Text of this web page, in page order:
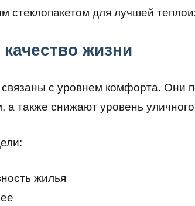
стеклопакетом для лучшей
жизни
с уровнем комфорта. Они
а также снижают уровень
жилья